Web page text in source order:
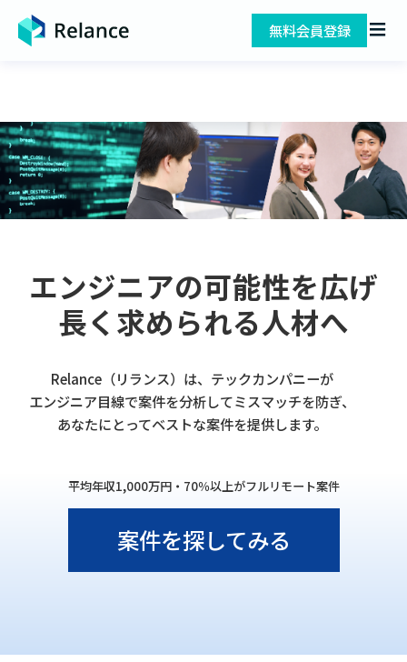
無料会員登録
エンジニアの可能性を広げ
長く求められる人材へ
Relance（リランス）は、テックカンパニーが
エンジニア目線で案件を分析してミスマッチを防ぎ、
あなたにとってベストな案件を提供します。
平均年収1,000万円・70％以上がフルリモート案件
案件を探してみる